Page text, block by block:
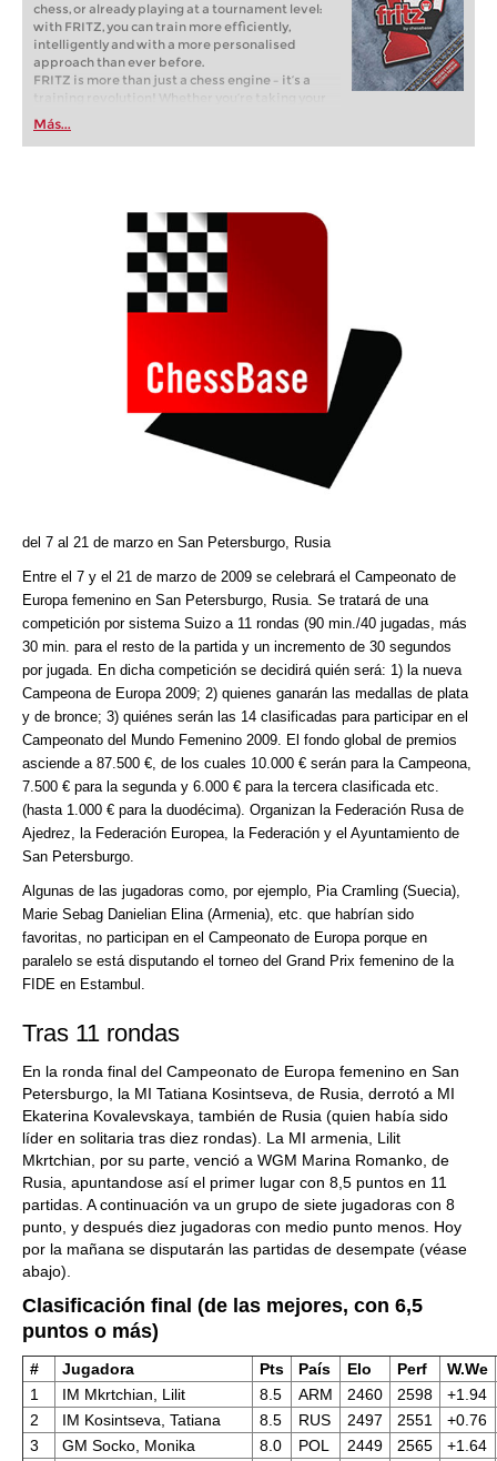
chess, or already playing at a tournament level:
with FRITZ, you can train more efficiently,
intelligently and with a more personalised
approach than ever before.
FRITZ is more than just a chess engine – it’s a
training revolution! Whether you’re taking your
first steps into the world of club chess, or already
playing at a tournament level: with FRITZ, you can
train more efficiently, intelligently and with a
Más...
del 7 al 21 de marzo en San Petersburgo, Rusia
Entre el 7 y el 21 de marzo de 2009 se celebrará el Campeonato de
Europa femenino en San Petersburgo, Rusia. Se tratará de una
competición por sistema Suizo a 11 rondas (90 min./40 jugadas, más
30 min. para el resto de la partida y un incremento de 30 segundos
por jugada. En dicha competición se decidirá quién será: 1) la nueva
Campeona de Europa 2009; 2) quienes ganarán las medallas de plata
y de bronce; 3) quiénes serán las 14 clasificadas para participar en el
Campeonato del Mundo Femenino 2009. El fondo global de premios
asciende a 87.500 €, de los cuales 10.000 € serán para la Campeona,
7.500 € para la segunda y 6.000 € para la tercera clasificada etc.
(hasta 1.000 € para la duodécima). Organizan la Federación Rusa de
Ajedrez, la Federación Europea, la Federación y el Ayuntamiento de
San Petersburgo.
Algunas de las jugadoras como, por ejemplo, Pia Cramling (Suecia),
Marie Sebag Danielian Elina (Armenia), etc. que habrían sido
favoritas, no participan en el Campeonato de Europa porque en
paralelo se está disputando el torneo del Grand Prix femenino de la
FIDE en Estambul.
Tras 11 rondas
En la ronda final del Campeonato de Europa femenino en San
Petersburgo, la MI Tatiana Kosintseva, de Rusia, derrotó a MI
Ekaterina Kovalevskaya, también de Rusia (quien había sido
líder en solitaria tras diez rondas). La MI armenia, Lilit
Mkrtchian, por su parte, venció a WGM Marina Romanko, de
Rusia, apuntandose así el primer lugar con 8,5 puntos en 11
partidas. A continuación va un grupo de siete jugadoras con 8
punto, y después diez jugadoras con medio punto menos. Hoy
por la mañana se disputarán las partidas de desempate (véase
abajo).
Clasificación final (de las mejores, con 6,5
puntos o más)
# Jugadora Pts País Elo Perf
W.We
1
IM Mkrtchian, Lilit 8.5 ARM 2460 2598
+1.94
2
IM Kosintseva, Tatiana 8.5 RUS 2497 2551
+0.76
3
GM Socko, Monika 8.0 POL 2449 2565
+1.64